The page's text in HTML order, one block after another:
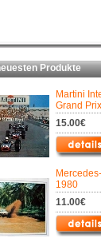
Produkte
Martini
Grand Prix
15.00€
1980
11.00€